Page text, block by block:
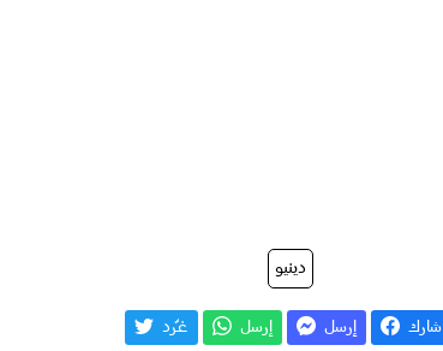
دينيو
شارك إرسل إرسل غـّرد